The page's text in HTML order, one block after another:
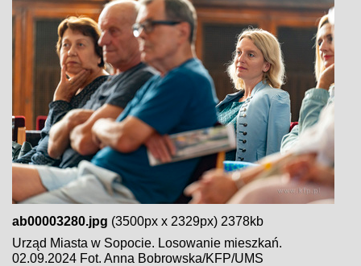
ab00003280.jpg (3500px x 2329px) 2378kb
Urząd Miasta w Sopocie. Losowanie mieszkań.
02.09.2024 Fot. Anna Bobrowska/KFP/UMS